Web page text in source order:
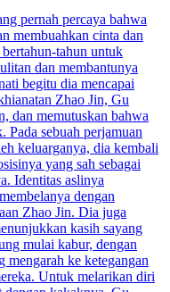
pernah percaya bahwa
membuahkan cinta dan
tahun untuk
dan membantunya
begitu dia mencapai
Zhao Jin, Gu
dan memutuskan bahwa
Pada sebuah perjamuan
keluarganya, dia kembali
yang sah sebagai
Identitas aslinya
dengan
Zhao Jin. Dia juga
kasih sayang
mulai kabur, dengan
ke ketegangan
Untuk melarikan diri